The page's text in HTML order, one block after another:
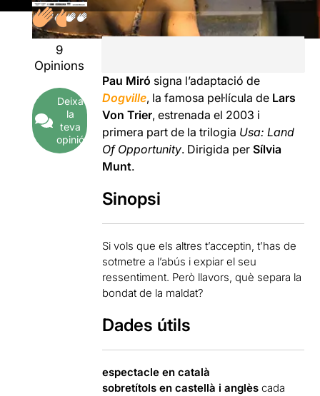
9
Opinions
Deixa
la
teva
opinió
Pau Miró signa l’adaptació de
Dogville, la famosa pel·lícula de Lars
Von Trier, estrenada el 2003 i
primera part de la trilogia Usa: Land
Of Opportunity. Dirigida perSílvia
Munt.
Sinopsi
Si vols que els altres t’acceptin, t’has de
sotmetre a l’abús i expiar el seu
ressentiment. Però llavors, què separa la
bondat de la maldat?
Dades útils
espectacle en català
sobretítols en castellà i anglès cada